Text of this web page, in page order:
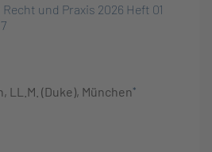
und Praxis 2026 Heft 01
, LL.M. (Duke), München*